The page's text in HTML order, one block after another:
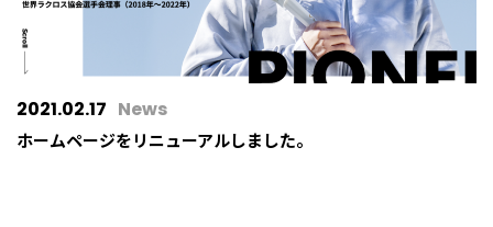
2021.02.17 News
ホームページをリニューアルしました。